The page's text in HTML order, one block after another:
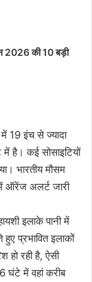
की 10 बड़ी
19 इंच से ज्यादा
में है। कई सोसाइटियों
भारतीय मौसम
ऑरेंज अलर्ट जारी
इलाके पानी में
प्रभावित इलाकों
हो रही है, ऐसी
घंटे में वहां करीब